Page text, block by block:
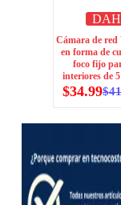
Cámara de
en forma de
foco fijo
interiores de
$
$34.99